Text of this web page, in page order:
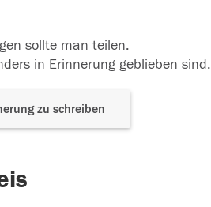
sollte man teilen.
in Erinnerung geblieben sind.
zu schreiben